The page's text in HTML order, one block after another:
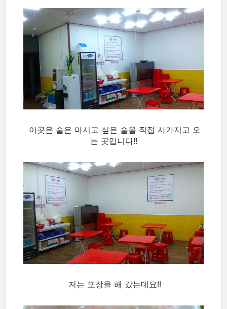
이곳은 술은 마시고 싶은 술을 직접 사가지고 오
는 곳입니다!!
저는 포장을 해 갔는데요!!